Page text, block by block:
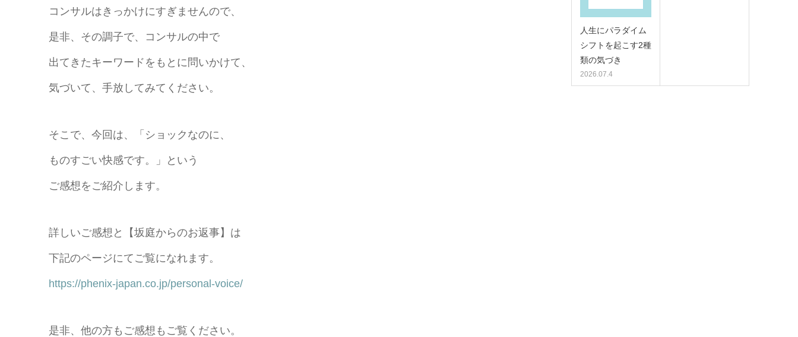
コンサルはきっかけにすぎませんので、
是非、その調子で、コンサルの中で
出てきたキーワードをもとに問いかけて、
気づいて、手放してみてください。
そこで、今回は、「ショックなのに、
ものすごい快感です。」という
ご感想をご紹介します。
詳しいご感想と【坂庭からのお返事】は
下記のページにてご覧になれます。
https://phenix-japan.co.jp/personal-voice/
是非、他の方もご感想もご覧ください。
人生にパラダイム
シフトを起こす2種
類の気づき
2026.07.4